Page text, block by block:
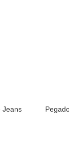
Jeans